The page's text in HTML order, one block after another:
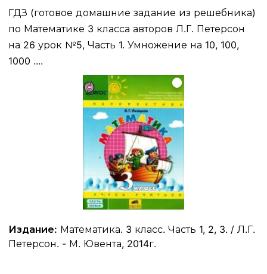
ГДЗ (готовое домашние задание из решебника)
по Математике 3 класса авторов Л.Г. Петерсон
на 26 урок №5, Часть 1. Умножение на 10, 100,
1000 ....
Издание: Математика. 3 класс. Часть 1, 2, 3. / Л.Г.
Петерсон. - М. Ювента, 2014г.